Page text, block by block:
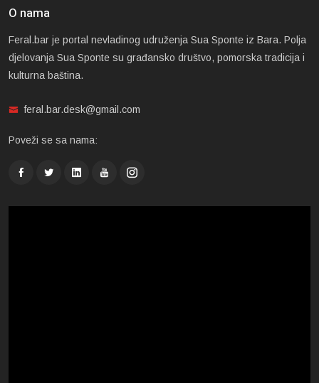
O nama
Feral.bar je portal nevladinog udruženja Sua Sponte iz Bara. Polja
djelovanja Sua Sponte su građansko društvo, pomorska tradicija i
kulturna baština.
feral.bar.desk@gmail.com
Poveži se sa nama: